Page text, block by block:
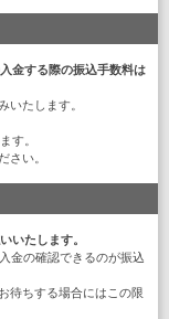
金する際の振込手数料は
いたします。
す。
さい。
いたします。
金の確認できるのが振込
待ちする場合にはこの限